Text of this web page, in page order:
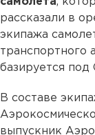
рассказали в
экипажа
транспортного
базируется под
В составе
выпускник